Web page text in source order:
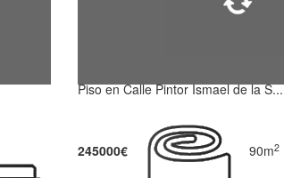
Piso en Calle Pintor Ismael de la S...
245000€ 90m2